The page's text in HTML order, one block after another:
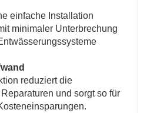
einfache Installation
minimaler Unterbrechung
reduziert die
und sorgt so für